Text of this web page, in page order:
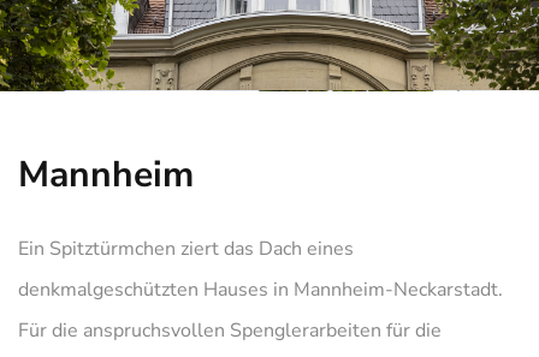
Mannheim
Ein Spitztürmchen ziert das Dach eines
denkmalgeschützten Hauses in Mannheim-Neckarstadt.
Für die anspruchsvollen Spenglerarbeiten für die